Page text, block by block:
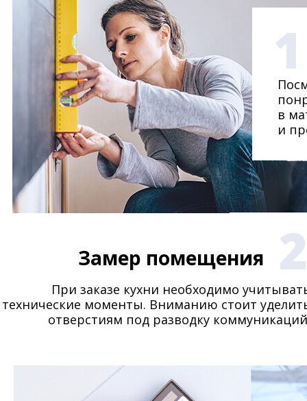
При заказе кухни необходимо
технические моменты. Вниманию стоит
отверстиям под разводку
в
и
Замер помещения 2
1